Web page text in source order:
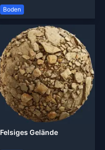
Boden
Felsiges Gelände